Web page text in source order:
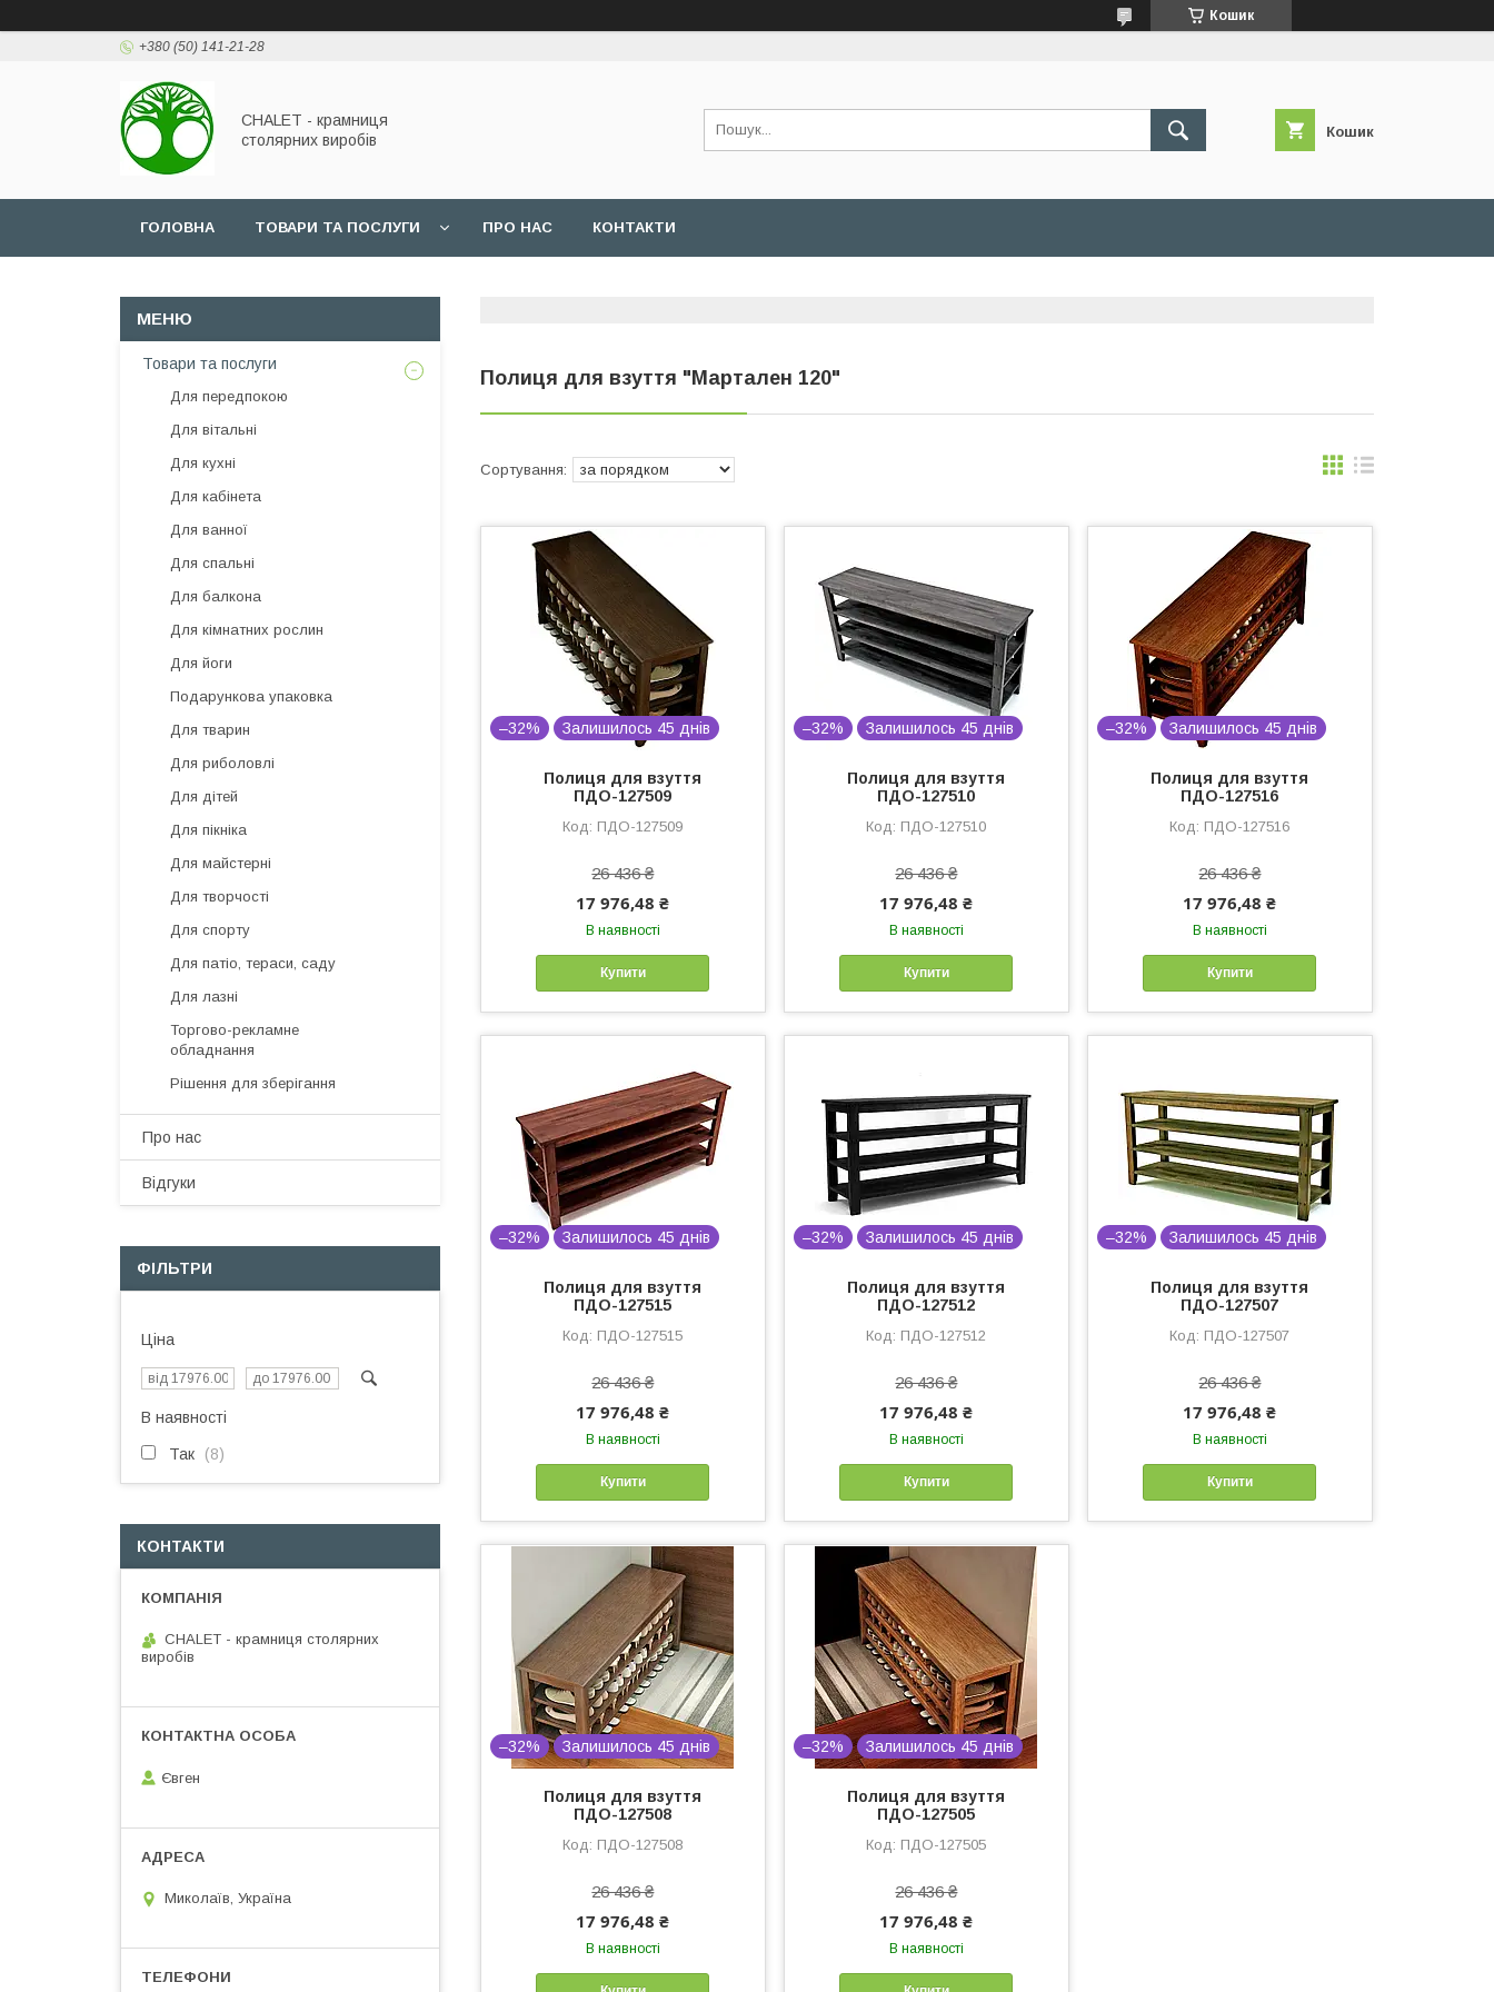
Кошик
+380 (50) 141-21-28
CHALET - крамниця
столярних виробів
Кошик
ГОЛОВНА ТОВАРИ ТА ПОСЛУГИ ПРО НАС КОНТАКТИ
Полиця для взуття "Мартален 120"
–32% Залишилось 45 днів
Полиця для взуття
ПДО-127509
ПДО-127509
26 436 ₴
17 976,48 ₴
В наявності
Купити
–32% Залишилось 45 днів
Полиця для взуття
ПДО-127510
ПДО-127510
26 436 ₴
17 976,48 ₴
В наявності
Купити
–32% Залишилось 45 днів
Полиця для взуття
ПДО-127516
ПДО-127516
26 436 ₴
17 976,48 ₴
В наявності
Купити
–32% Залишилось 45 днів
Полиця для взуття
ПДО-127515
ПДО-127515
26 436 ₴
17 976,48 ₴
В наявності
Купити
–32% Залишилось 45 днів
Полиця для взуття
ПДО-127512
ПДО-127512
26 436 ₴
17 976,48 ₴
В наявності
Купити
–32% Залишилось 45 днів
Полиця для взуття
ПДО-127507
ПДО-127507
26 436 ₴
17 976,48 ₴
В наявності
Купити
–32% Залишилось 45 днів
Полиця для взуття
ПДО-127508
ПДО-127508
26 436 ₴
17 976,48 ₴
В наявності
–32% Залишилось 45 днів
Полиця для взуття
ПДО-127505
ПДО-127505
26 436 ₴
17 976,48 ₴
В наявності
Товари та послуги
Для передпокою
Для вітальні
Для кухні
Для кабінета
Для ванної
Для спальні
Для балкона
Для кімнатних рослин
Для йоги
Подарункова упаковка
Для тварин
Для риболовлі
Для дітей
Для пікніка
Для майстерні
Для творчості
Для спорту
Для патіо, тераси, саду
Для лазні
Торгово-рекламне
обладнання
Рішення для зберігання
Про нас
Відгуки
ФІЛЬТРИ
Ціна
В наявності
Так 8
КОНТАКТИ
CHALET - крамниця столярних
виробів
Євген
Миколаїв, Україна